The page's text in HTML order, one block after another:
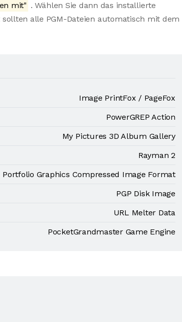
mit" . Wählen Sie dann das installierte
alle PGM-Dateien automatisch mit dem
Image PrintFox / PageFox
PowerGREP Action
My Pictures 3D Album Gallery
Rayman 2
Portfolio Graphics Compressed Image Format
PGP Disk Image
URL Melter Data
PocketGrandmaster Game Engine